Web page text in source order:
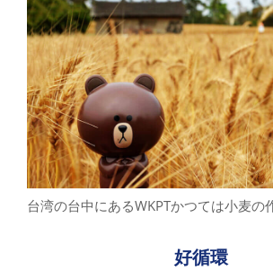
台湾の台中にあるWKPTかつては小麦の
好循環
全て
持続可能な開発 - 環境に優しい
持続可能な開発 - 社会ケア
持続可能な開発 - 経営理念
サポート
お問い合わせ